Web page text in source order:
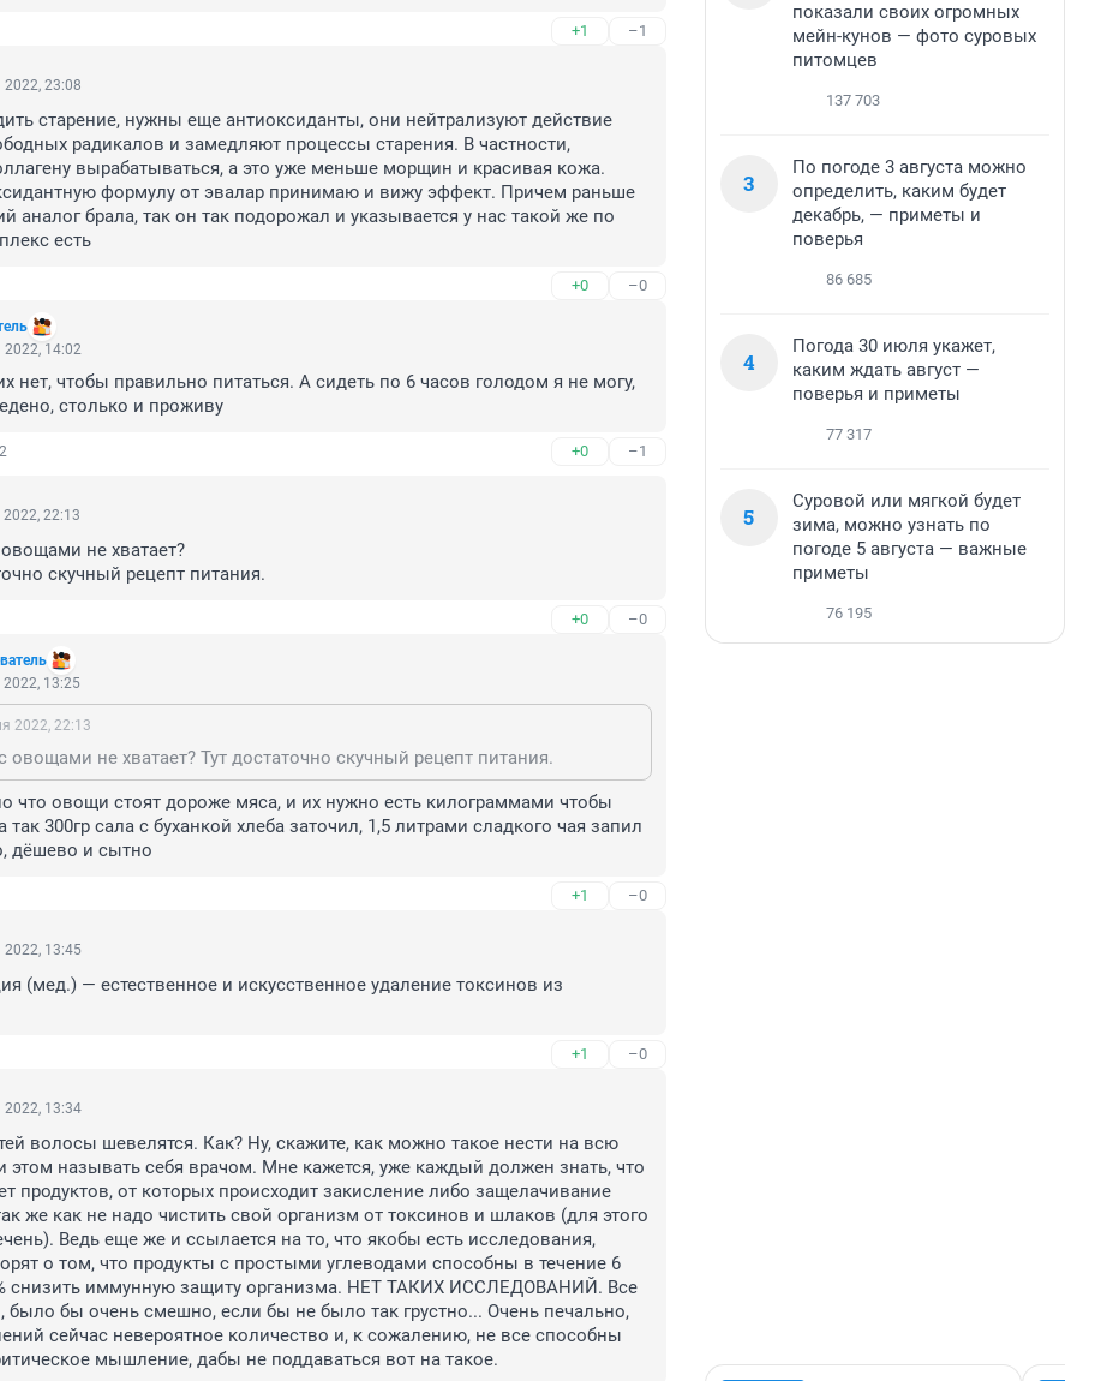
+1 –1
2022, 23:08
старение, нужны еще антиоксиданты, они нейтрализуют действие
радикалов и замедляют процессы старения. В частности,
вырабатываться, а это уже меньше морщин и красивая кожа.
формулу от эвалар принимаю и вижу эффект. Причем раньше
аналог брала, так он так подорожал и указывается у нас такой же по
есть
+0 –0
2022, 14:02
нет, чтобы правильно питаться. А сидеть по 6 часов голодом я не могу,
столько и проживу
2 +0 –1
22:13
не хватает?
скучный рецепт питания.
+0 –0
13:25
2022, 22:13
овощами не хватает? Тут достаточно скучный рецепт питания.
что овощи стоят дороже мяса, и их нужно есть килограммами чтобы
так 300гр сала с буханкой хлеба заточил, 1,5 литрами сладкого чая запил
дёшево и сытно
+1 –0
2022, 13:45
(мед.) — естественное и искусственное удаление токсинов из
+1 –0
2022, 13:34
волосы шевелятся. Как? Ну, скажите, как можно такое нести на всю
этом называть себя врачом. Мне кажется, уже каждый должен знать, что
продуктов, от которых происходит закисление либо защелачивание
же как не надо чистить свой организм от токсинов и шлаков (для этого
Ведь еще же и ссылается на то, что якобы есть исследования,
о том, что продукты с простыми углеводами способны в течение 6
снизить иммунную защиту организма. НЕТ ТАКИХ ИССЛЕДОВАНИЙ. Все
было бы очень смешно, если бы не было так грустно... Очень печально,
сейчас невероятное количество и, к сожалению, не все способны
мышление, дабы не поддаваться вот на такое.
показали своих огромных
мейн-кунов — фото суровых
питомцев
137 703
3
По погоде 3 августа можно
определить, каким будет
декабрь, — приметы и
поверья
86 685
4
Погода 30 июля укажет,
каким ждать август —
поверья и приметы
77 317
5
Суровой или мягкой будет
зима, можно узнать по
погоде 5 августа — важные
приметы
76 195